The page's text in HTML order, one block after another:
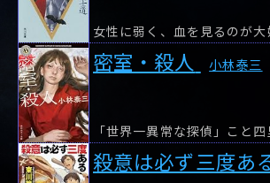
密室・殺人 小林泰三
「世界一異常な探偵」こと
殺意は必ず三度あ